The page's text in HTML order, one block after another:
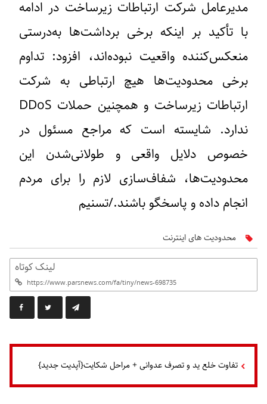
مدیرعامل شرکت ارتباطات زیرساخت در ادامه
با تأکید بر اینکه برخی برداشت‌ها به‌درستی
منعکس‌کننده واقعیت نبوده‌اند، افزود: تداوم
برخی محدودیت‌ها هیچ ارتباطی به شرکت
ارتباطات زیرساخت و همچنین حملات DDoS
ندارد. شایسته‌ است که مراجع مسئول در
خصوص دلایل واقعی و طولانی‌شدن این
محدودیت‌ها، شفاف‌سازی لازم را برای مردم
انجام داده و پاسخگو باشند./تسنیم
محدودیت های اینترنت
لینک کوتاه
تفاوت خلع ید و تصرف عدوانی + مراحل شکایت{آپدیت جدید}